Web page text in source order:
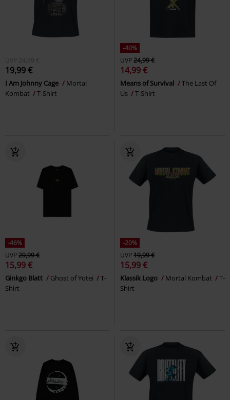
UVP 24,99 €
19,99 €
I Am Johnny Cage
Mortal
Kombat
T-Shirt
-40%
UVP24,99 €
14,99 €
Means of Survival
The Last Of
Us
T-Shirt
-46%
UVP29,99 €
15,99 €
Ginkgo Blatt Ghost of Yotei
T-
Shirt
-20%
UVP19,99 €
15,99 €
Klassik Logo Mortal Kombat
T-
Shirt